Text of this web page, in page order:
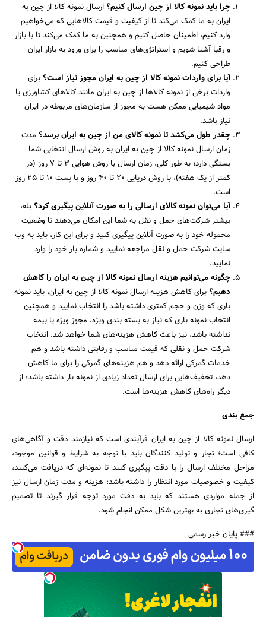
چرا باید نمونه کالا از چین ارسال کنیم؟ ارسال نمونه کالا از چین به
ایران به ما کمک می‌کند تا از کیفیت و قیمت کالاهایی که می‌خواهیم
وارد کنیم، اطمینان حاصل کنیم و همچنین به ما کمک می‌کند تا با بازار
و رقبا آشنا شویم و استراتژی‌های مناسب را برای ورود به بازار ایران
طراحی کنیم.
آیا برای واردات نمونه کالا از چین به ایران مجوز نیاز است؟ برای
واردات برخی از نمونه کالاها از چین به ایران مانند کالاهای کشاورزی یا
مواد شیمیایی ممکن هست به مجوز از سازمان‌های مربوطه در ایران
نیاز باشد.
چقدر طول می‌کشد تا نمونه کالای من از چین به ایران برسد؟ مدت
زمان ارسال نمونه کالا از چین به ایران به روش ارسال انتخابی شما
بستگی دارد؛ به طور کلی، زمان ارسال با روش هوایی 3 تا 7 روز (در
کمتر از یک هفته)، با روش دریایی 20 تا 40 روز و با پست 10 تا 25 روز
است.
آیا می‌توان نمونه کالای ارسالی را به صورت آنلاین پیگیری کرد؟ بله،
بیشتر شرکت‌های حمل و نقل به شما این امکان می‌دهند تا وضعیت
محموله خود را به صورت آنلاین پیگیری کنید و برای این کار، باید به وب
سایت شرکت حمل و نقل مراجعه نمایید و شماره بار خود را وارد
نمایید.
چگونه می‌توانیم هزینه ارسال نمونه کالا از چین به ایران را کاهش
دهیم؟ برای کاهش هزینه ارسال نمونه کالا از چین به ایران، باید نمونه
باری که وزن و حجم کمتری داشته باشد را انتخاب نمایید و همچنین
انتخاب نمونه باری که نیاز به بسته ‌بندی ویژه، مجوز ویژه یا بیمه
نداشته باشد، نیز باعث کاهش هزینه‌های شما خواهد شد. انتخاب
شرکت حمل ‌و نقلی که قیمت مناسب و رقابتی داشته باشد و هم
خدمات گمرکی ارائه دهد و هم هزینه‌های گمرکی را برای ما کاهش
دهد، تخفیف‌هایی برای ارسال تعداد زیادی از نمونه بار داشته باشد؛ از
دیگر راه‌های کاهش هزینه‌ها است.
جمع بندی
ارسال نمونه کالا از چین به ایران فرآیندی است که نیازمند دقت و آگاهی‌های
کافی است؛ تجار و تولید کنندگان باید با توجه به شرایط و قوانین موجود،
مراحل مختلف ارسال را با دقت پیگیری کنند تا نمونه‌ای که دریافت می‌کنند،
کیفیت و خصوصیات مورد انتظار را داشته باشد؛ هزینه و مدت زمان ارسال نیز
از جمله مواردی هستند که باید به ‌دقت مورد توجه قرار گیرند تا تصمیم‌
گیری‌های تجاری به بهترین شکل ممکن انجام شود.
### پایان خبر رسمی